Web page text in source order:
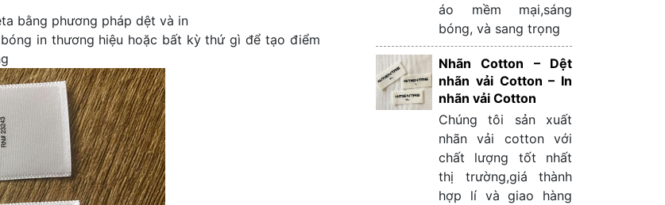
bằng phương pháp dệt và in
in thương hiệu hoặc bất kỳ thứ gì để tạo điểm
áo mềm mại,sáng
bóng, và sang trọng
Nhãn Cotton – Dệt
nhãn vải Cotton – In
nhãn vải Cotton
Chúng tôi sản xuất
nhãn vải cotton với
chất lượng tốt nhất
thị trường,giá thành
hợp lí và giao hàng